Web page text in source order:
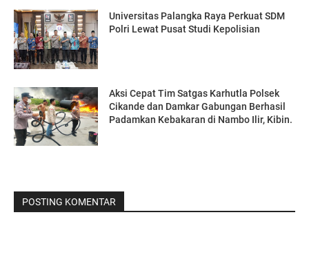
Universitas Palangka Raya Perkuat SDM
Polri Lewat Pusat Studi Kepolisian
Aksi Cepat Tim Satgas Karhutla Polsek
Cikande dan Damkar Gabungan Berhasil
Padamkan Kebakaran di Nambo Ilir, Kibin.
POSTING KOMENTAR